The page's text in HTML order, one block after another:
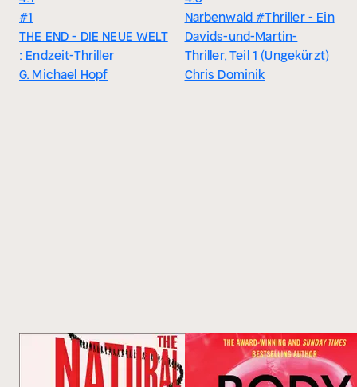
#1
THE END - DIE NEUE WELT
: Endzeit-Thriller
G. Michael Hopf
Narbenwald #Thriller - Ein
Davids-und-Martin-
Thriller, Teil 1 (Ungekürzt)
Chris Dominik